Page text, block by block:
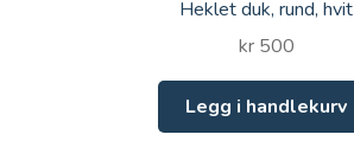
Heklet duk, rund, hvit
kr500
Legg i handlekurv